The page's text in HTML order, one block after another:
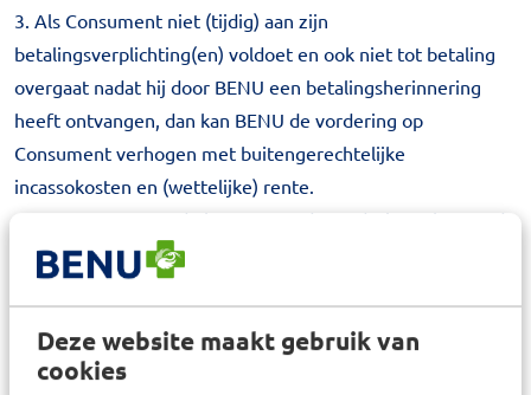
Deze website maakt gebruik van
cookies
3. Als Consument niet (tijdig) aan zijn
betalingsverplichting(en) voldoet en ook niet tot betaling
overgaat nadat hij door BENU een betalingsherinnering
heeft ontvangen, dan kan BENU de vordering op
Consument verhogen met buitengerechtelijke
incassokosten en (wettelijke) rente.
4. Bezwaren tegen de hoogte van de vordering schorten de
betalingsverplichting van Consument niet op.
Artikel 8. Conformiteit
1. BENU zorgt ervoor dat de producten voldoen aan de
Overeenkomst, de in het aanbod vermelde specificaties,